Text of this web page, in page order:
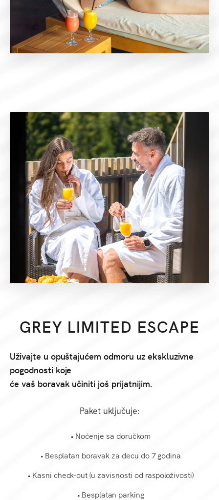
GREY LIMITED ESCAPE
Uživajte u opuštajućem odmoru uz ekskluzivne
pogodnosti koje
će vaš boravak učiniti još prijatnijim.
Paket uključuje:
• Noćenje sa doručkom
• Besplatan boravak za decu do 7 godina
• Kasni check-out (u zavisnosti od raspoloživosti)
• Besplatan parking